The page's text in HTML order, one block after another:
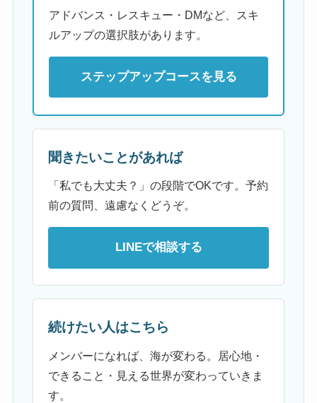
アドバンス・レスキュー・DMなど、スキ
ルアップの選択肢があります。
ステップアップコースを見る
聞きたいことがあれば
「私でも大丈夫？」の段階でOKです。予約
前の質問、遠慮なくどうぞ。
LINEで相談する
続けたい人はこちら
メンバーになれば、海が変わる。居心地・
できること・見える世界が変わっていきま
す。